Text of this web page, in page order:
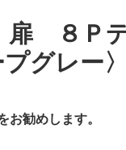
扉 ８Ｐ
グレー〉
勧めします。